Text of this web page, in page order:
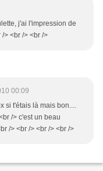
j'ai l'impression de
> <br /> <br />
00:09
si t'étais là mais bon....
/> c'est un beau
/> <br /> <br /> <br />